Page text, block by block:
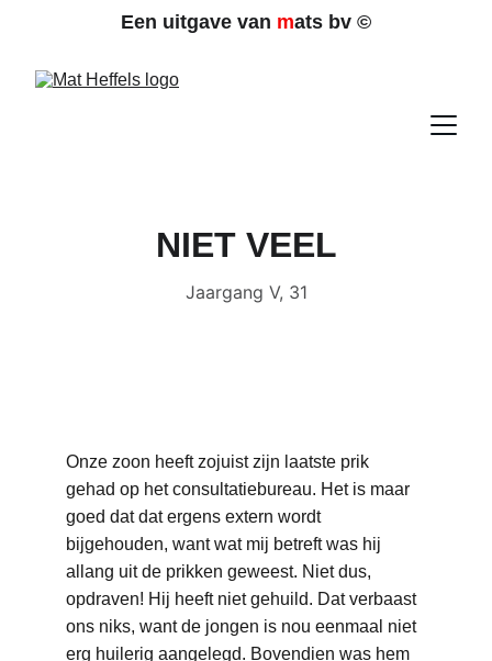
Een uitgave van mats bv ©
NIET VEEL
Jaargang V, 31
Onze zoon heeft zojuist zijn laatste prik
gehad op het consultatiebureau. Het is maar
goed dat dat ergens extern wordt
bijgehouden, want wat mij betreft was hij
allang uit de prikken geweest. Niet dus,
opdraven! Hij heeft niet gehuild. Dat verbaast
ons niks, want de jongen is nou eenmaal niet
erg huilerig aangelegd. Bovendien was hem